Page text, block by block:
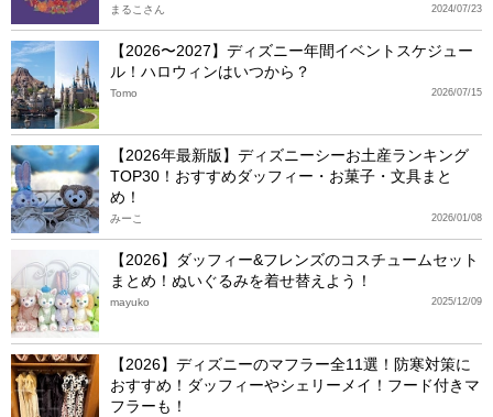
2024/07/23
まるこさん
【2026〜2027】ディズニー年間イベントスケジュー
ル！ハロウィンはいつから？
2026/07/15
Tomo
【2026年最新版】ディズニーシーお土産ランキング
TOP30！おすすめダッフィー・お菓子・文具まと
め！
2026/01/08
みーこ
【2026】ダッフィー&フレンズのコスチュームセット
まとめ！ぬいぐるみを着せ替えよう！
2025/12/09
mayuko
【2026】ディズニーのマフラー全11選！防寒対策に
おすすめ！ダッフィーやシェリーメイ！フード付きマ
フラーも！